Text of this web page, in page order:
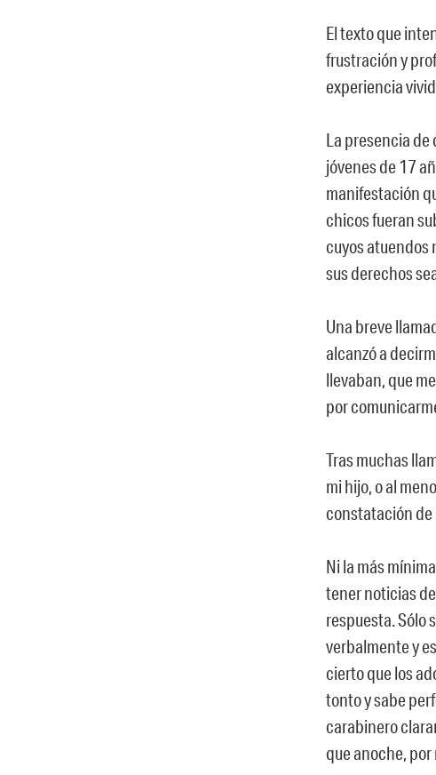
El texto que
frustración y
experiencia
La presencia de
jóvenes de 17
manifestación
chicos fueran
cuyos atuendos
sus derechos
Una breve
alcanzó a
llevaban, que
por
Tras muchas
mi hijo, o al
constatación de
Ni la más
tener noticias
respuesta. Sólo
verbalmente y
cierto que los
tonto y sabe
carabinero
que anoche,